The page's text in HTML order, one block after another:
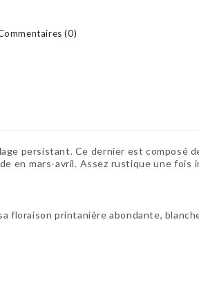
persistant. Ce dernier est composé
en mars-avril. Assez rustique une
floraison printanière abondante,
(0)